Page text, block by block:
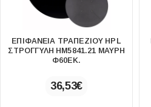
ΕΠΙΦΑΝΕΙΑ ΤΡΑΠΕΖΙΟΥ HPL
ΣΤΡΟΓΓΥΛΗ HM5841.21 ΜΑΥΡΗ
Φ60ΕΚ.
36,53€